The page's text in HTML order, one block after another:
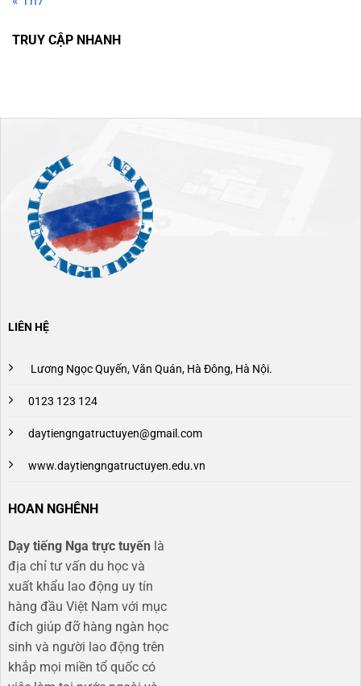
TRUY CẬP NHANH
LIÊN HỆ
Lương Ngọc Quyến, Văn Quán, Hà Đông, Hà Nội.
0123 123 124
daytiengngatructuyen@gmail.com
www.daytiengngatructuyen.edu.vn
HOAN NGHÊNH
Dạy tiếng Nga trực tuyến là
địa chỉ tư vấn du học và
xuất khẩu lao động uy tín
hàng đầu Việt Nam với mục
đích giúp đỡ hàng ngàn học
sinh và người lao động trên
khắp mọi miền tổ quốc có